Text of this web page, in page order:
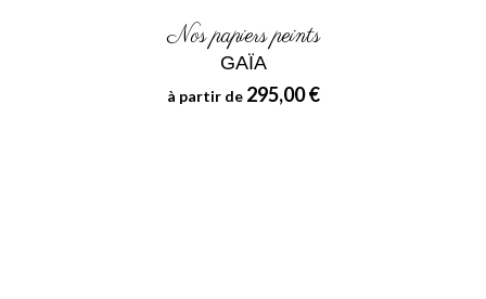
Nos papiers peints
GAÏA
à partir de 295,00 €